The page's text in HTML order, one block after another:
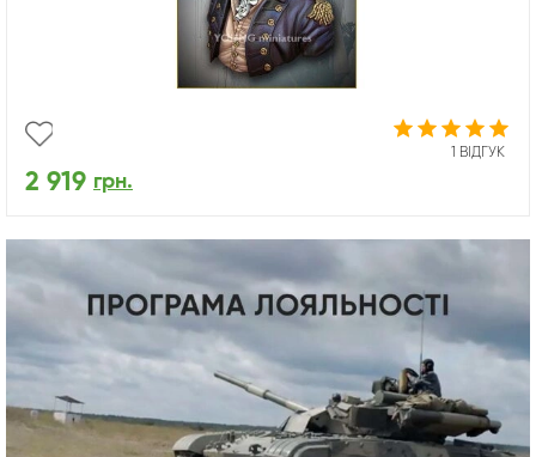
1 ВІДГУК
2 919 грн.